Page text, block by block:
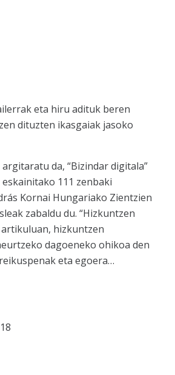
eta hiru adituk beren
dituzten ikasgaiak jasoko
da, “Bizindar digitala”
111 zenbaki
Kornai Hungariako Zientzien
zabaldu du. “Hizkuntzen
hizkuntzen
dagoeneko ohikoa den
eta egoera…